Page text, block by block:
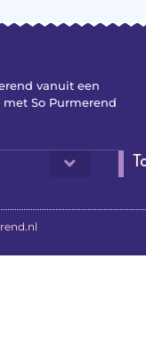
vanuit een
So Purmerend